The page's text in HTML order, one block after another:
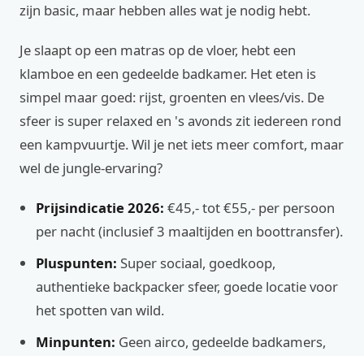
zijn basic, maar hebben alles wat je nodig hebt.
Je slaapt op een matras op de vloer, hebt een
klamboe en een gedeelde badkamer. Het eten is
simpel maar goed: rijst, groenten en vlees/vis. De
sfeer is super relaxed en 's avonds zit iedereen rond
een kampvuurtje. Wil je net iets meer comfort, maar
wel de jungle-ervaring?
Prijsindicatie 2026: €45,- tot €55,- per persoon
per nacht (inclusief 3 maaltijden en boottransfer).
Pluspunten: Super sociaal, goedkoop,
authentieke backpacker sfeer, goede locatie voor
het spotten van wild.
Minpunten: Geen airco, gedeelde badkamers,